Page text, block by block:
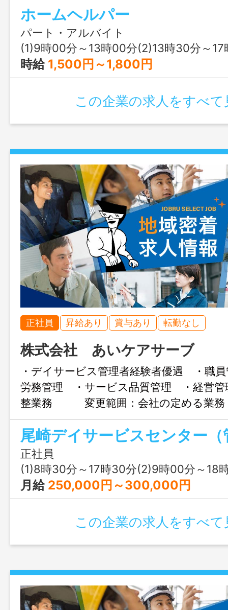
ホームヘルパー
パート・アルバイト
(1)9時00分～13時00分(2)13時30分～17時30分
時給 1,500円～1,800円
この企業の求人をすべて
正社員 昇給あり 賞与あり 転勤なし
株式会社 あいケアサーブ
・デイサービス管理者経験者優遇 ・職
労務管理 ・サービス品質管理 ・経営
整業務 変更範囲：会社の定める業務
尾崎デイサービスセンター（
正社員
(1)8時30分～17時30分(2)9時00分～18
月給 250,000円～300,000円
この企業の求人をすべて